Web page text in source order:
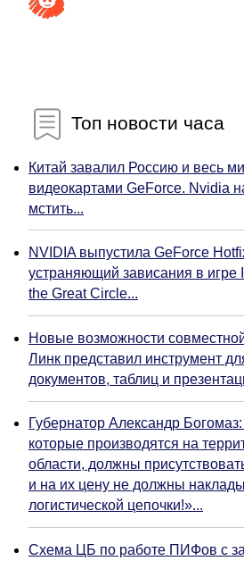
Топ новости часа
Китай завалил Россию и весь
видеокартами GeForce. Nvidia
мстить...
NVIDIA выпустила GeForce
устраняющий зависания в игре
the Great Circle...
Новые возможности
Линк представил инструмент
документов, таблиц и
Губернатор Александр
которые производятся на
области, должны
и на их цену не должны
логистической цепочки!»...
Схема ЦБ по работе ПИФов с